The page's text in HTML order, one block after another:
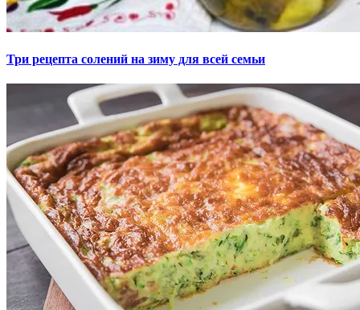
Три рецепта солений на зиму для всей семьи